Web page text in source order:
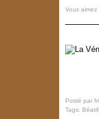
Vous aimez
Posté par
Tags: